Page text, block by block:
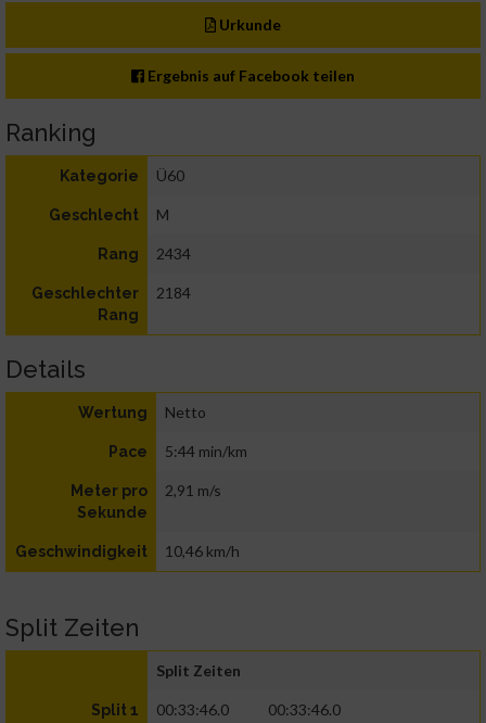
Urkunde
Ergebnis auf Facebook teilen
Ranking
Kategorie Ü60
Geschlecht M
Rang 2434
Geschlechter
Rang
2184
Details
Wertung Netto
Pace 5:44 min/km
Meter pro
Sekunde
2,91 m/s
Geschwindigkeit 10,46 km/h
Split Zeiten
Split Zeiten
Split 1 00:33:46.0 00:33:46.0